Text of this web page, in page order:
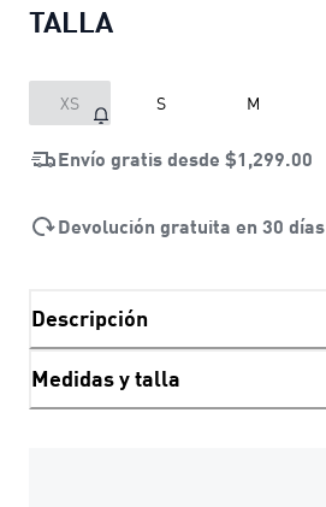
TALLA
XS S M
Envío gratis desde $1,299.00
Devolución gratuita en 30 días
Descripción
Medidas y talla